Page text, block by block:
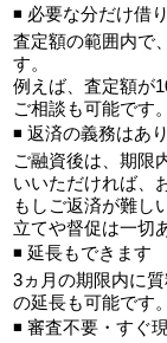
◾ 必要な分だけ借
査定額の範囲内で
す。
例えば、査定額が
ご相談も可能です。
◾ 返済の義務はあ
ご融資後は、期限
いいただければ、
もしご返済が難し
立てや督促は一切
◾ 延長もできます
3ヵ月の期限内に
の延長も可能です
◾ 審査不要・すぐ